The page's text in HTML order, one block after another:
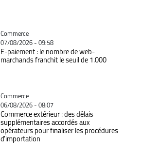
Catégorie
Commerce
07/08/2026 - 09:58
E-paiement : le nombre de web-
marchands franchit le seuil de 1.000
Catégorie
Commerce
06/08/2026 - 08:07
Commerce extérieur : des délais
supplémentaires accordés aux
opérateurs pour finaliser les procédures
d'importation